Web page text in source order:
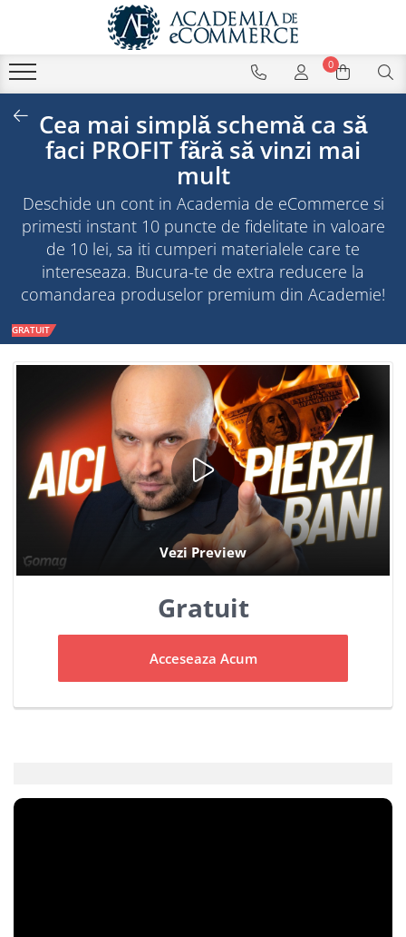
0
Cea mai simplă schemă ca să
faci PROFIT fără să vinzi mai
mult
Deschide un cont in Academia de eCommerce si
primesti instant 10 puncte de fidelitate in valoare
de 10 lei, sa iti cumperi materialele care te
intereseaza. Bucura-te de extra reducere la
comandarea produselor premium din Academie!
GRATUIT
Gratuit
Acceseaza Acum